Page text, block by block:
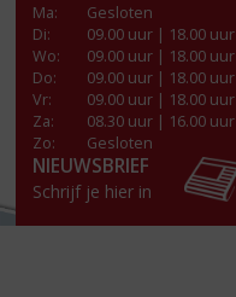
Ma:
Gesloten
Di:
09.00 uur | 18.00 uur
Wo:
09.00 uur | 18.00 uur
Do:
09.00 uur | 18.00 uur
Vr:
09.00 uur | 18.00 uur
Za:
08.30 uur | 16.00 uur
Zo:
Gesloten
NIEUWSBRIEF
Schrijf je hier in